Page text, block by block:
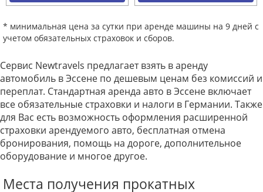
* минимальная цена за сутки при аренде машины на 9 дней с
учетом обязательных страховок и сборов.
Сервис Newtravels предлагает взять в аренду
автомобиль в Эссене по дешевым ценам без комиссий и
переплат. Стандартная аренда авто в Эссене включает
все обязательные страховки и налоги в Германии. Также
для Вас есть возможность оформления расширенной
страховки арендуемого авто, бесплатная отмена
бронирования, помощь на дороге, дополнительное
оборудование и многое другое.
Места получения прокатных